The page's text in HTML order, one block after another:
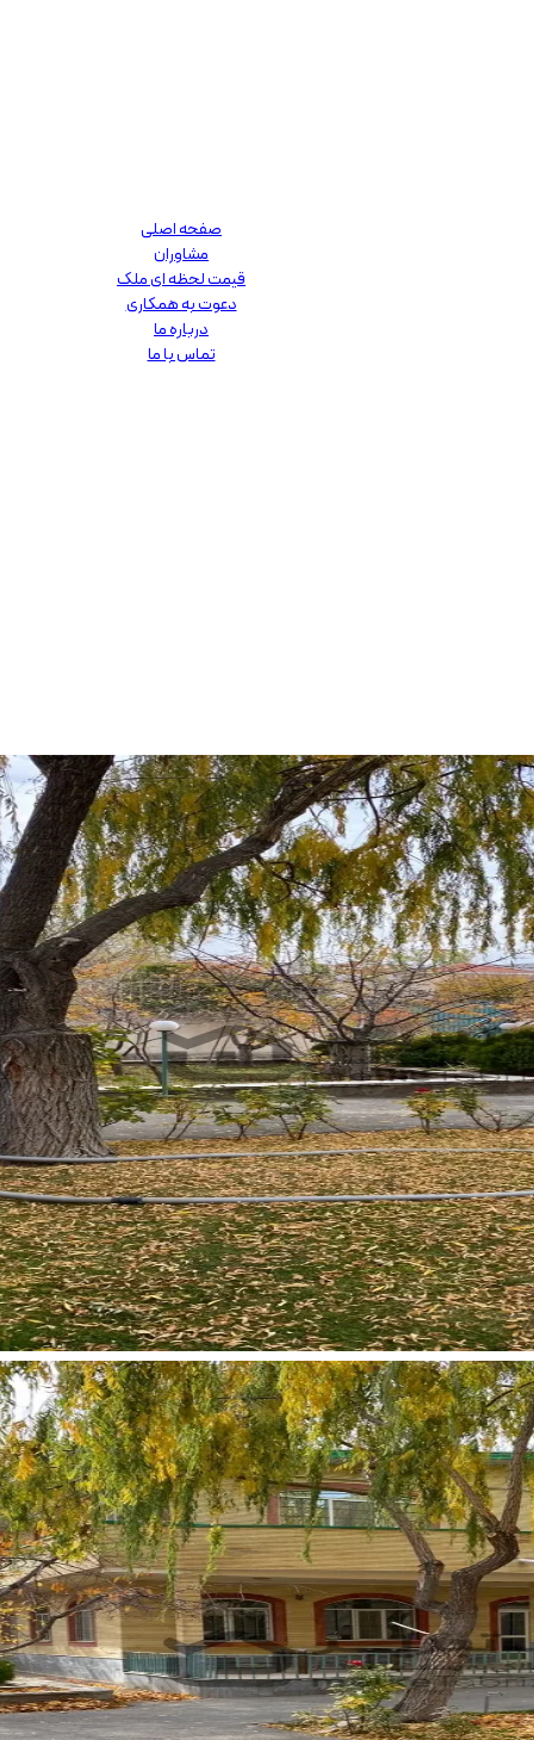
صفحه اصلی
مشاوران
قیمت لحظه ای ملک
دعوت به همکاری
درباره ما
تماس با ما